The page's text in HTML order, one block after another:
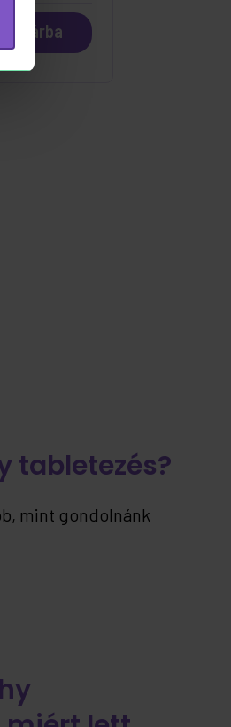
Kosárba
tabletezés?
mint gondolnánk